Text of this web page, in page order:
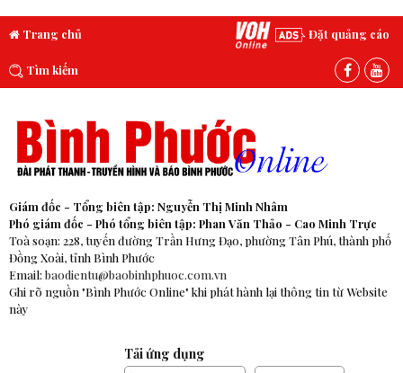
Trang chủ Đặt quảng cáo
Tìm kiếm
Giám đốc - Tổng biên tập: Nguyễn Thị Minh Nhâm
Phó giám đốc - Phó tổng biên tập: Phan Văn Thảo - Cao Minh Trực
Toà soạn: 228, tuyến đường Trần Hưng Đạo, phường Tân Phú, thành phố
Đồng Xoài, tỉnh Bình Phước
Email: baodientu@baobinhphuoc.com.vn
Ghi rõ nguồn "Bình Phước Online" khi phát hành lại thông tin từ Website
này
Tải ứng dụng